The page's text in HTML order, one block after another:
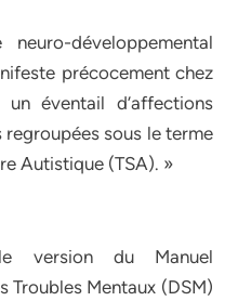
développemental
précocement chez
un éventail d’affections
sous le terme
Autistique (TSA). »
version du Manuel
Troubles Mentaux (DSM)